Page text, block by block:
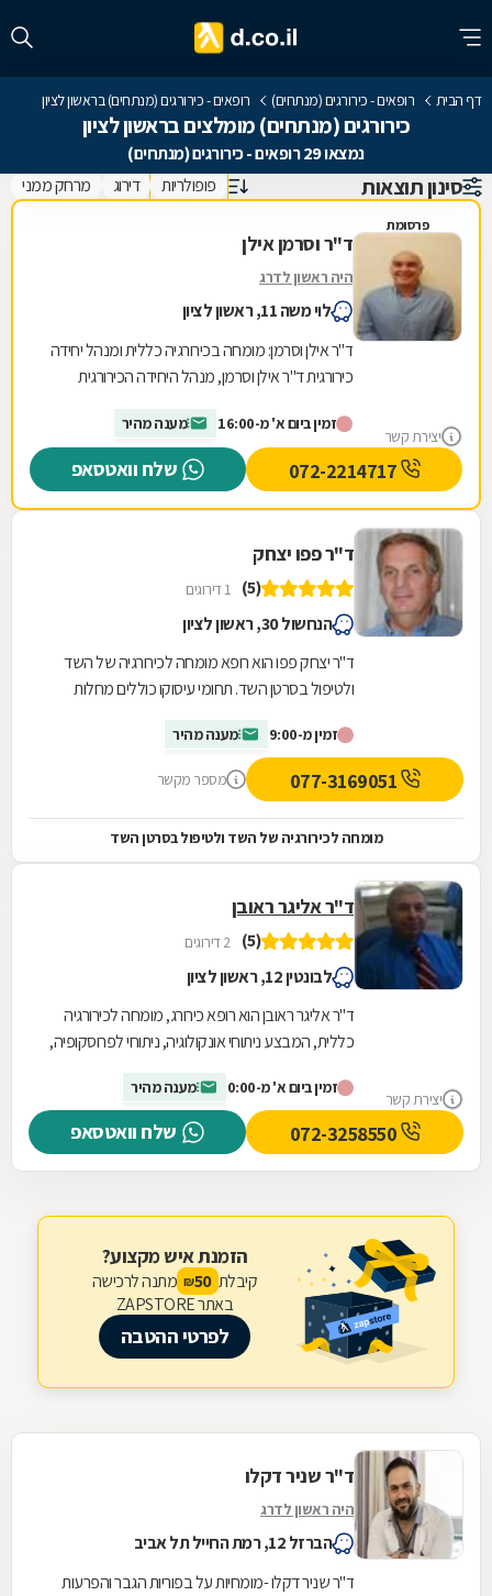
דף הבית רופאים - כירורגים (מנתחים) רופאים - כירורגים (מנתחים) בראשון לציון
כירורגים (מנתחים) מומלצים בראשון לציון
נמצאו 29 רופאים - כירורגים (מנתחים)
סינון תוצאות פופולריות דירוג מרחק ממני
פרסומת
יצירת קשר
ד"ר וסרמן אילן
היה ראשון לדרג
לוי משה 11, ראשון לציון
ד"ר אילן וסרמן: מומחה בכירורגיה כללית ומנהל יחידה
כירורגית ד"ר אילן וסרמן, מנהל היחידה הכירורגית
זמין ביום א' מ-16:00 מענה מהיר
שלח וואטסאפ
ד"ר פפו יצחק
(5) 1 דירוגים
הנחשול 30, ראשון לציון
ד"ר יצחק פפו הוא רופא מומחה לכירורגיה של השד
ולטיפול בסרטן השד. תחומי עיסוקו כוללים מחלות
זמין מ-9:00 מענה מהיר
מספר מקשר
מומחה לכירורגיה של השד ולטיפול בסרטן השד
יצירת קשר
ד"ר אליגר ראובן
(5) 2 דירוגים
לבונטין 12, ראשון לציון
ד"ר אליגר ראובן הוא רופא כירורג, מומחה לכירורגיה
כללית, המבצע ניתוחי אונקולוגיה, ניתוחי לפרוסקופיה,
זמין ביום א' מ-0:00 מענה מהיר
שלח וואטסאפ
הזמנת איש מקצוע?
קיבלת 50
₪ מתנה לרכישה
באתר ZAPSTORE
לפרטי ההטבה
ד"ר שניר דקלו
היה ראשון לדרג
הברזל 12, רמת החייל תל אביב
ד"ר שניר דקלו -מומחיות על בפוריות הגבר והפרעות